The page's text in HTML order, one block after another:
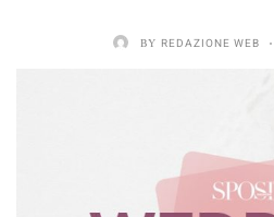
BY REDAZIONE WEB